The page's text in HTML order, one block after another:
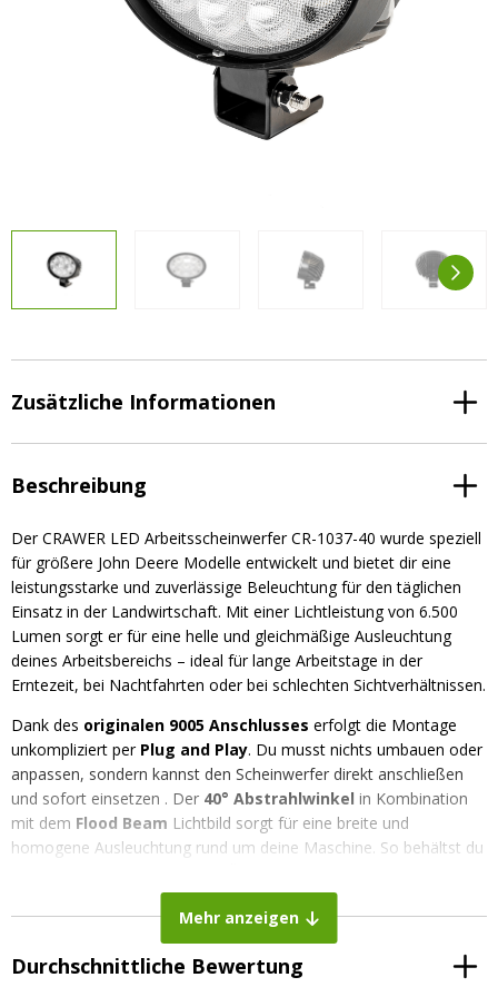
LED Beleuchtungssets
Kostenlose Lichtplanung
FAQs – Häufig gestellte Fragen
Agrarled Blog
Kontakt
+49(0)1520 5391500
Vorteilsverpackungen
LED Beleuchtungssets
Kostenlose Lichtplanung
Zusätzliche Informationen
Beschreibung
Der CRAWER LED Arbeitsscheinwerfer CR-1037-40 wurde speziell
für größere John Deere Modelle entwickelt und bietet dir eine
leistungsstarke und zuverlässige Beleuchtung für den täglichen
Einsatz in der Landwirtschaft. Mit einer Lichtleistung von 6.500
Lumen sorgt er für eine helle und gleichmäßige Ausleuchtung
deines Arbeitsbereichs – ideal für lange Arbeitstage in der
Erntezeit, bei Nachtfahrten oder bei schlechten Sichtverhältnissen.
Dank des originalen 9005 Anschlusses erfolgt die Montage
unkompliziert per Plug and Play. Du musst nichts umbauen oder
anpassen, sondern kannst den Scheinwerfer direkt anschließen
und sofort einsetzen . Der 40° Abstrahlwinkel in Kombination
mit dem Flood Beam Lichtbild sorgt für eine breite und
homogene Ausleuchtung rund um deine Maschine. So behältst du
Anbaugeräte und das direkte Umfeld.
Mit einer Lichtfarbe von
erzeugt der Scheinwerfer ein
kaltweißes, klares Licht, das Details auf dem Feld deutlich sichtbar
macht . Das robuste Aluminiumgehäuse, die widerstandsfähige
Mehr anzeigen
Durchschnittliche Bewertung